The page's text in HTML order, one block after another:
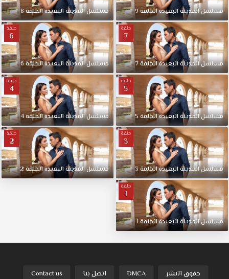
مسلسل المدينة البعيدة الحلقة 9 مسلسل المدينة البعيدة الحلقة 8
حلقة
7
مسلسل المدينة البعيدة الحلقة 7
حلقة
6
مسلسل المدينة البعيدة الحلقة 6
حلقة
5
مسلسل المدينة البعيدة الحلقة 5
حلقة
4
مسلسل المدينة البعيدة الحلقة 4
حلقة
3
مسلسل المدينة البعيدة الحلقة 3
حلقة
2
مسلسل المدينة البعيدة الحلقة 2
حلقة
1
مسلسل المدينة البعيدة الحلقة 1
حقوق النشر DMCA اتصل بنا Contact us